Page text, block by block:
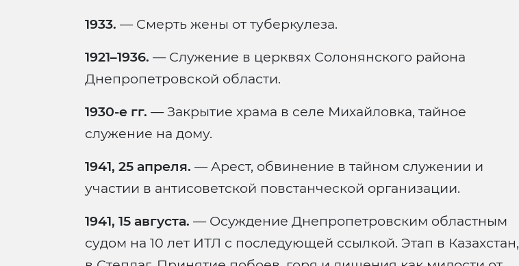
1933. — Смерть жены от туберкулеза.
1921–1936. — Служение в церквях Солонянского района
Днепропетровской области.
1930-е гг. — Закрытие храма в селе Михайловка, тайное
служение на дому.
1941, 25 апреля. — Арест, обвинение в тайном служении и
участии в антисоветской повстанческой организации.
1941, 15 августа. — Осуждение Днепропетровским областным
судом на 10 лет ИТЛ с последующей ссылкой. Этап в Казахстан,